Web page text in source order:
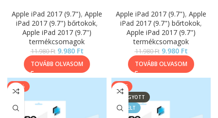
Apple iPad 2017 (9.7"), Apple
iPad 2017 (9.7") bőrtokok,
Apple iPad 2017 (9.7")
termékcsomagok
11.980Ft 9.980 Ft
TOVÁBB OLVASOM
Apple iPad 2017 (9.7"), Apple
iPad 2017 (9.7") bőrtokok,
Apple iPad 2017 (9.7")
termékcsomagok
11.980Ft 9.980 Ft
TOVÁBB OLVASOM
-46%
SALE
ELFOGYOTT
KIEMELT